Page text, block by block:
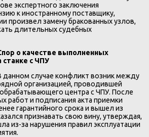
экспертного заключения
к иностранному поставщику,
произвел замену бракованных узлов,
длительных судебных
о качестве выполненных
с ЧПУ
данном случае конфликт возник между
организацией, проводившей
центра с ЧПУ. После
работ и подписания акта приемки
гарантийного срока и вышел из
признавать свою вину, утверждая,
из-за нарушения правил эксплуатации